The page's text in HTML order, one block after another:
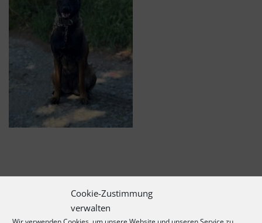
Cookie-Zustimmung
verwalten